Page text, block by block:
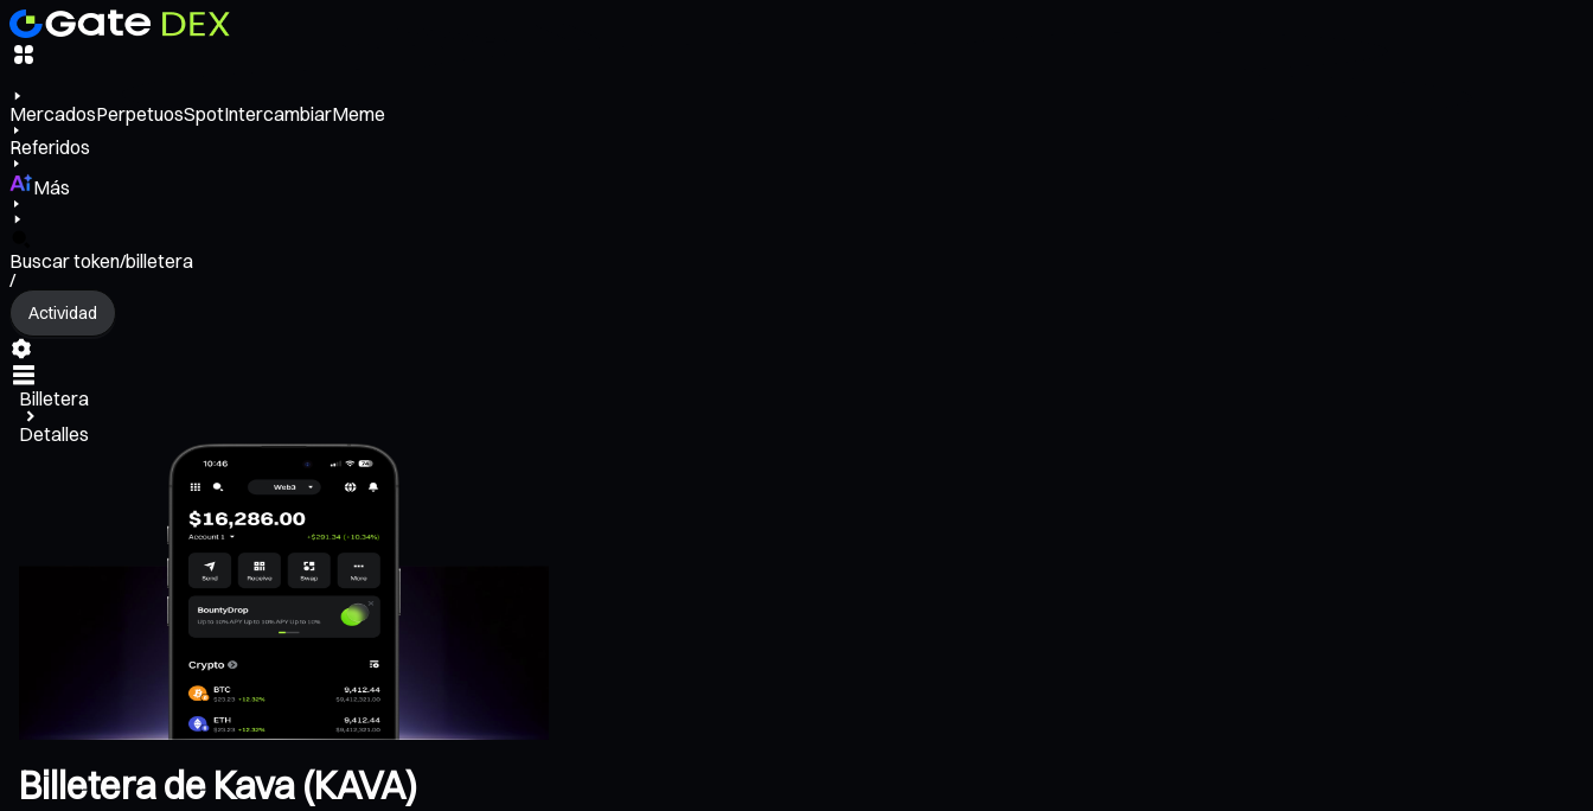
MercadosPerpetuosSpotIntercambiarMeme
Referidos
Más
Buscar token/billetera
/
Actividad
Billetera
Detalles
Billetera de Kava (KAVA)